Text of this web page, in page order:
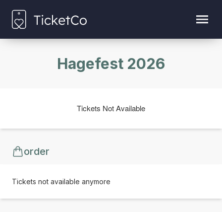
Hagefest 2026
Tickets Not Available
order
Tickets not available anymore